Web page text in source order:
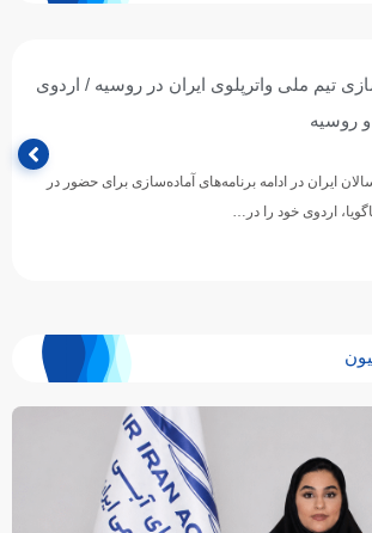
تیم ملی واترپلوی ایران در روسیه / اردوی
روسیه
ایران در ادامه برنامه‌های آماده‌سازی برای حضور در